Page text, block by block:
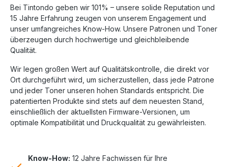
Bei Tintondo geben wir 101% – unsere solide Reputation und
15 Jahre Erfahrung zeugen von unserem Engagement und
unser umfangreiches Know-How. Unsere Patronen und Toner
überzeugen durch hochwertige und gleichbleibende
Qualität.
Wir legen großen Wert auf Qualitätskontrolle, die direkt vor
Ort durchgeführt wird, um sicherzustellen, dass jede Patrone
und jeder Toner unseren hohen Standards entspricht. Die
patentierten Produkte sind stets auf dem neuesten Stand,
einschließlich der aktuellsten Firmware-Versionen, um
optimale Kompatibilität und Druckqualität zu gewährleisten.
Know-How: 12 Jahre Fachwissen für Ihre